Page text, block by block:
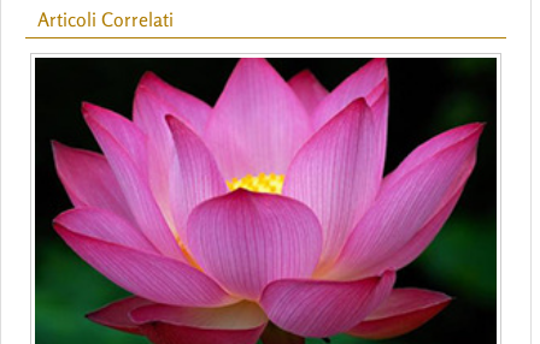
Articoli Correlati